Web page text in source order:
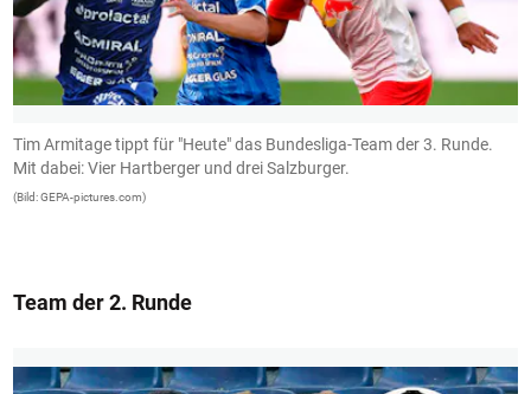
Tim Armitage tippt für "Heute" das Bundesliga-Team der 3. Runde.
Mit dabei: Vier Hartberger und drei Salzburger.
(Bild: GEPA-pictures.com)
Team der 2. Runde
1/13